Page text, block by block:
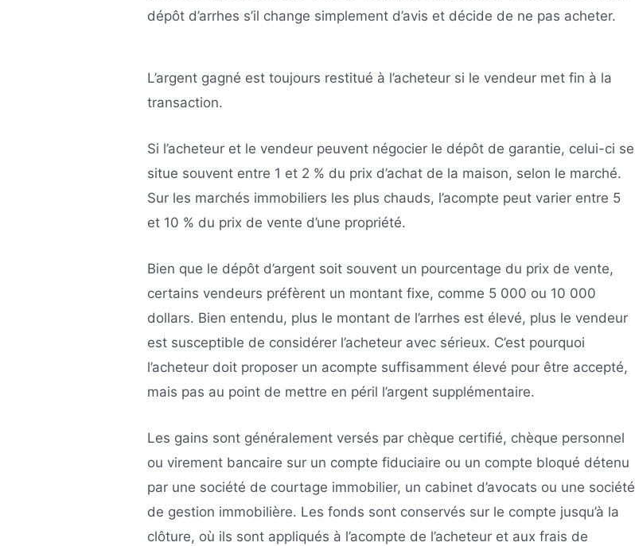
dépôt d’arrhes s’il change simplement d’avis et décide de ne pas acheter.
L’argent gagné est toujours restitué à l’acheteur si le vendeur met fin à la
transaction.
Si l’acheteur et le vendeur peuvent négocier le dépôt de garantie, celui-ci se
situe souvent entre 1 et 2 % du prix d’achat de la maison, selon le marché.
Sur les marchés immobiliers les plus chauds, l’acompte peut varier entre 5
et 10 % du prix de vente d’une propriété.
Bien que le dépôt d’argent soit souvent un pourcentage du prix de vente,
certains vendeurs préfèrent un montant fixe, comme 5 000 ou 10 000
dollars. Bien entendu, plus le montant de l’arrhes est élevé, plus le vendeur
est susceptible de considérer l’acheteur avec sérieux. C’est pourquoi
l’acheteur doit proposer un acompte suffisamment élevé pour être accepté,
mais pas au point de mettre en péril l’argent supplémentaire.
Les gains sont généralement versés par chèque certifié, chèque personnel
ou virement bancaire sur un compte fiduciaire ou un compte bloqué détenu
par une société de courtage immobilier, un cabinet d’avocats ou une société
de gestion immobilière. Les fonds sont conservés sur le compte jusqu’à la
clôture, où ils sont appliqués à l’acompte de l’acheteur et aux frais de